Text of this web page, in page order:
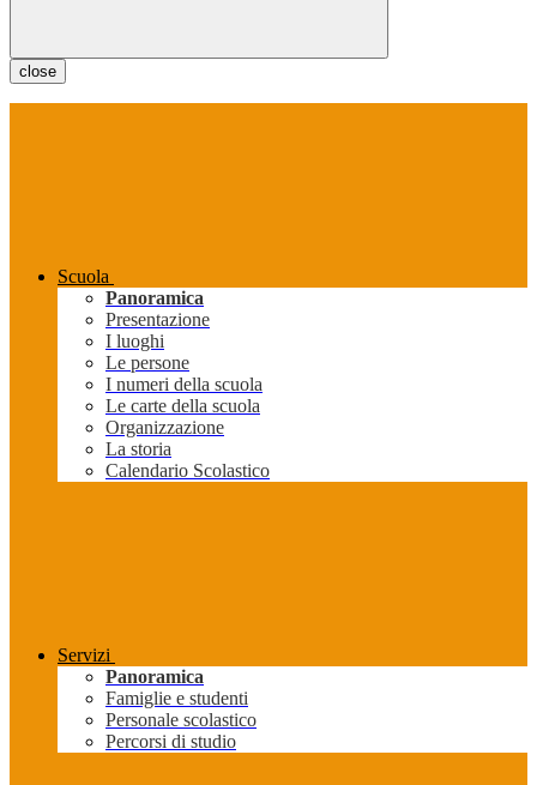
close
Scuola
Panoramica
Presentazione
I luoghi
Le persone
I numeri della scuola
Le carte della scuola
Organizzazione
La storia
Calendario Scolastico
Servizi
Panoramica
Famiglie e studenti
Personale scolastico
Percorsi di studio